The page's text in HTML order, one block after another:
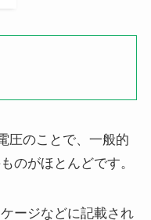
圧のことで、一般的
のがほとんどです。
ージなどに記載され